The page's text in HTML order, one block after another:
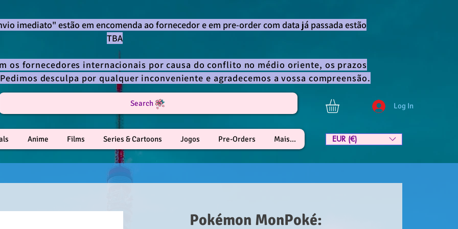
Log In
imediato" estão em encomenda ao fornecedor e em pre-order com data já passada estão
TBA
os fornecedores internacionais por causa do conflito no médio oriente, os prazos
desculpa por qualquer inconveniente e agradecemos a vossa compreensão.
Search
Anime Films Series & Cartoons Jogos Pre-Orders Mais... EUR (€)
Pokémon MonPoké: